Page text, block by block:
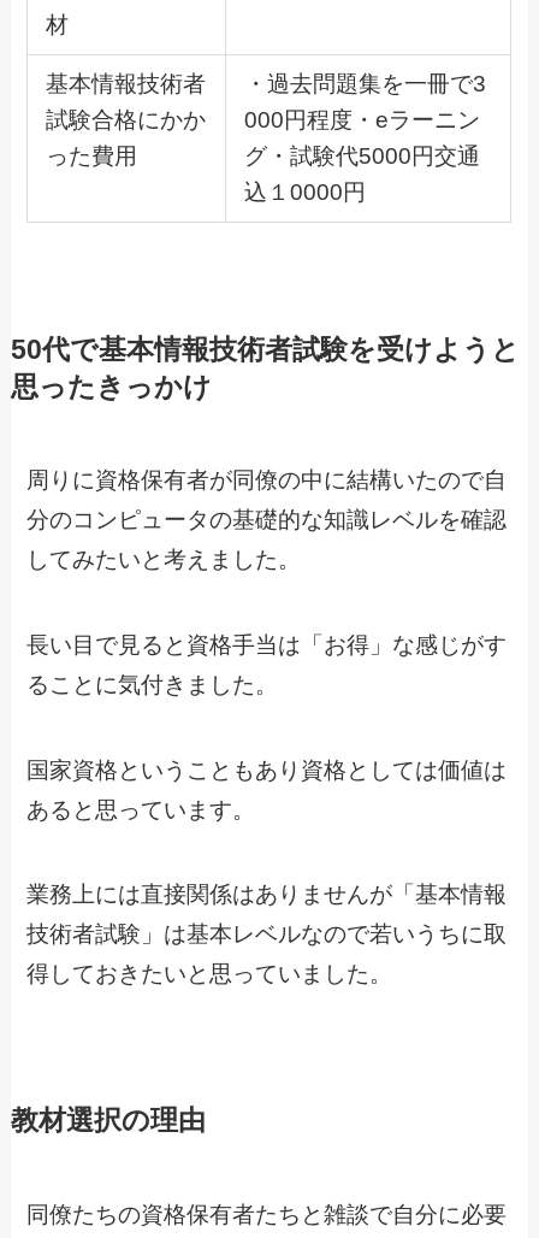
材
基本情報技術者
試験合格にかか
った費用
・過去問題集を一冊で3
000円程度・eラーニン
グ・試験代5000円交通
込１0000円
50代で基本情報技術者試験を受けようと
思ったきっかけ
周りに資格保有者が同僚の中に結構いたので自
分のコンピュータの基礎的な知識レベルを確認
してみたいと考えました。
長い目で見ると資格手当は「お得」な感じがす
ることに気付きました。
国家資格ということもあり資格としては価値は
あると思っています。
業務上には直接関係はありませんが「基本情報
技術者試験」は基本レベルなので若いうちに取
得しておきたいと思っていました。
教材選択の理由
同僚たちの資格保有者たちと雑談で自分に必要